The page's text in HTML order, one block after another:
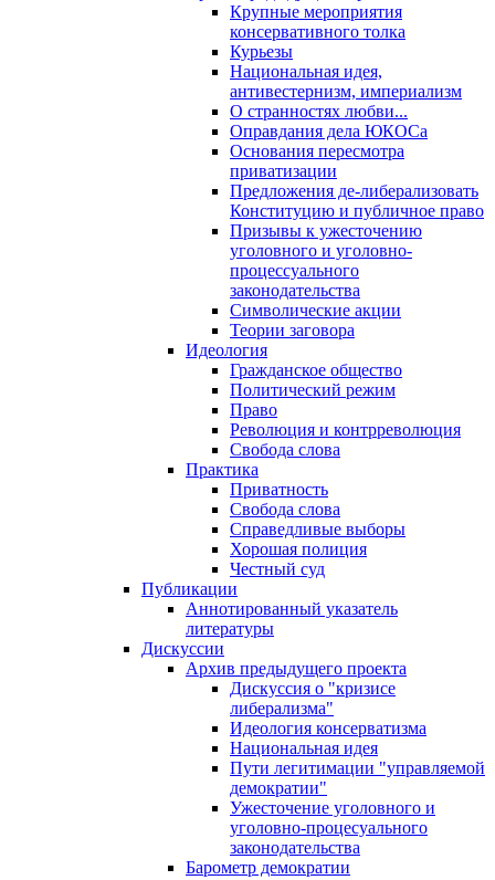
Крупные мероприятия
консервативного толка
Курьезы
Национальная идея,
антивестернизм, империализм
О странностях любви...
Оправдания дела ЮКОСа
Основания пересмотра
приватизации
Предложения де-либерализовать
Конституцию и публичное право
Призывы к ужесточению
уголовного и уголовно-
процессуального
законодательства
Символические акции
Теории заговора
Идеология
Гражданское общество
Политический режим
Право
Революция и контрреволюция
Свобода слова
Практика
Приватность
Свобода слова
Справедливые выборы
Хорошая полиция
Честный суд
Публикации
Аннотированный указатель
литературы
Дискуссии
Архив предыдущего проекта
Дискуссия о "кризисе
либерализма"
Идеология консерватизма
Национальная идея
Пути легитимации "управляемой
демократии"
Ужесточение уголовного и
уголовно-процесуального
законодательства
Барометр демократии